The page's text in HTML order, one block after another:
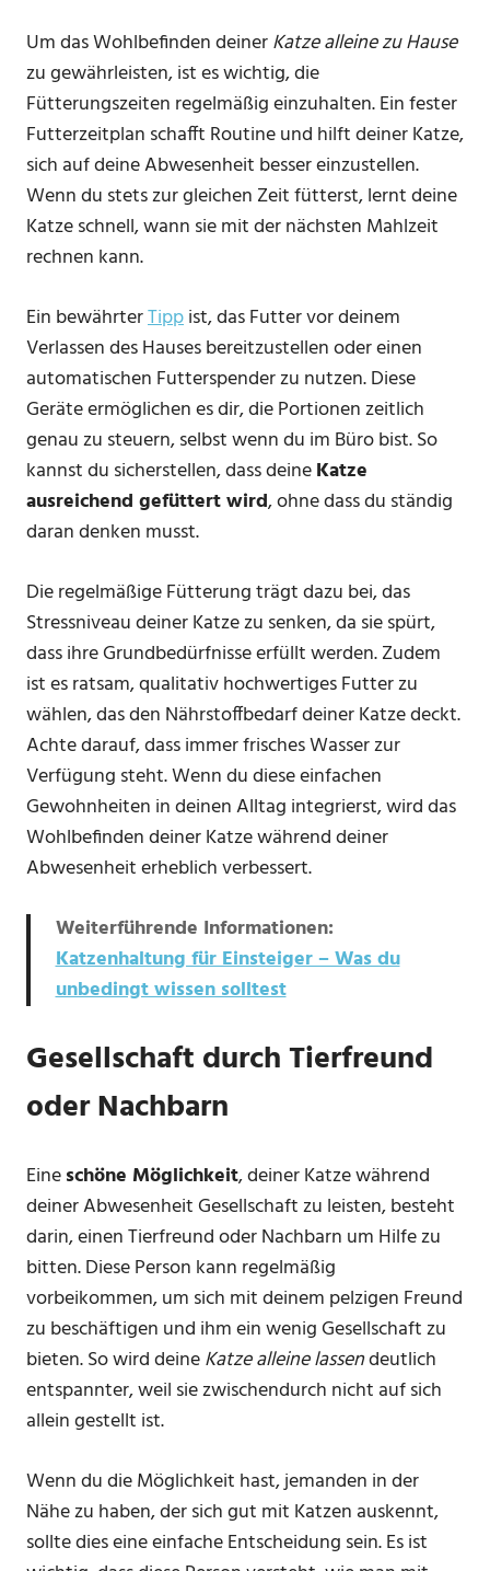
Um das Wohlbefinden deinerKatze alleine zu Hause
zu gewährleisten, ist es wichtig, die
Fütterungszeiten regelmäßig einzuhalten. Ein fester
Futterzeitplan schafft Routine und hilft deiner Katze,
sich auf deine Abwesenheit besser einzustellen.
Wenn du stets zur gleichen Zeit fütterst, lernt deine
Katze schnell, wann sie mit der nächsten Mahlzeit
rechnen kann.
Ein bewährterTippist, das Futter vor deinem
Verlassen des Hauses bereitzustellen oder einen
automatischen Futterspender zu nutzen. Diese
Geräte ermöglichen es dir, die Portionen zeitlich
genau zu steuern, selbst wenn du im Büro bist. So
kannst du sicherstellen, dass deineKatze
ausreichend gefüttert wird, ohne dass du ständig
daran denken musst.
Die regelmäßige Fütterung trägt dazu bei, das
Stressniveau deiner Katze zu senken, da sie spürt,
dass ihre Grundbedürfnisse erfüllt werden. Zudem
ist es ratsam, qualitativ hochwertiges Futter zu
wählen, das den Nährstoffbedarf deiner Katze deckt.
Achte darauf, dass immer frisches Wasser zur
Verfügung steht. Wenn du diese einfachen
Gewohnheiten in deinen Alltag integrierst, wird das
Wohlbefinden deiner Katze während deiner
Abwesenheit erheblich verbessert.
Weiterführende Informationen:
Katzenhaltung für Einsteiger – Was du
unbedingt wissen solltest
Gesellschaft durch Tierfreund
oder Nachbarn
Eineschöne Möglichkeit, deiner Katze während
deiner Abwesenheit Gesellschaft zu leisten, besteht
darin, einen Tierfreund oder Nachbarn um Hilfe zu
bitten. Diese Person kann regelmäßig
vorbeikommen, um sich mit deinem pelzigen Freund
zu beschäftigen und ihm ein wenig Gesellschaft zu
bieten. So wird deineKatze alleine lassendeutlich
entspannter, weil sie zwischendurch nicht auf sich
allein gestellt ist.
Wenn du die Möglichkeit hast, jemanden in der
Nähe zu haben, der sich gut mit Katzen auskennt,
sollte dies eine einfache Entscheidung sein. Es ist